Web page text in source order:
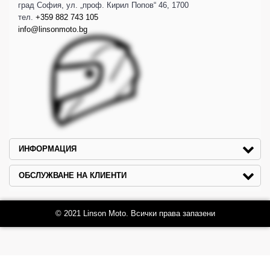
град София, ул. „проф. Кирил Попов“ 46, 1700
тел. +359 882 743 105
info@linsonmoto.bg
ИНФОРМАЦИЯ
ОБСЛУЖВАНЕ НА КЛИЕНТИ
© 2021 Linson Moto. Всички права запазени